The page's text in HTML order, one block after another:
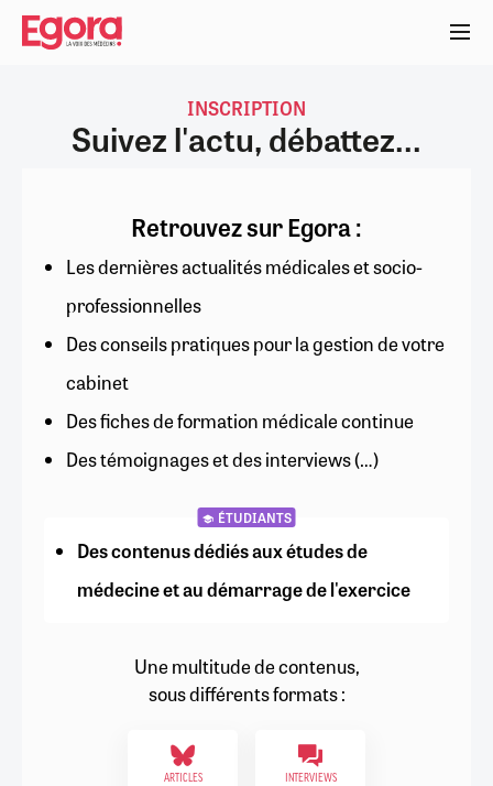
Aller
contenu
INSCRIPTION
Suivez l'actu, débattez...
Retrouvez sur Egora :
Les dernières actualités médicales et socio-
professionnelles
Des conseils pratiques pour la gestion de votre
cabinet
Des fiches de formation médicale continue
Des témoignages et des interviews (…)
ÉTUDIANTS
Des contenus dédiés aux études de
médecine et au démarrage de l'exercice
Une multitude de contenus,
sous différents formats :
ARTICLES INTERVIEWS